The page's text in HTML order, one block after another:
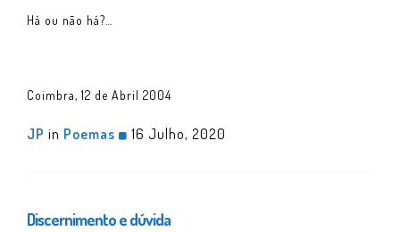
Há ou não há?…
Coimbra, 12 de Abril 2004
JP in Poemas 16 Julho, 2020
Discernimento e dúvida